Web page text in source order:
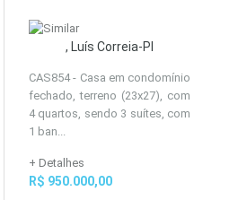
, Luís Correia-PI
CAS854 - Casa em condomínio
fechado, terreno (23x27), com
4 quartos, sendo 3 suítes, com
1 ban...
+ Detalhes
R$ 950.000,00